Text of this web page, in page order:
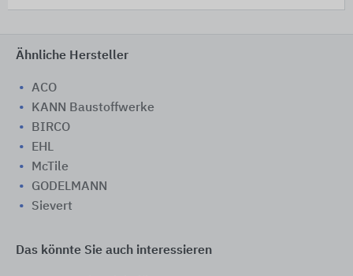
Ähnliche Hersteller
ACO
KANN Baustoffwerke
BIRCO
EHL
McTile
GODELMANN
Sievert
Das könnte Sie auch interessieren